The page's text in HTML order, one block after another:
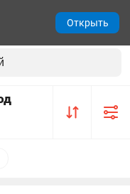
Открыть